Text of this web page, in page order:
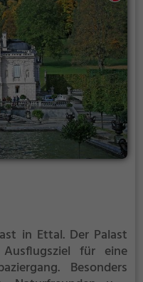
in Ettal. Der Palast
für eine
Besonders